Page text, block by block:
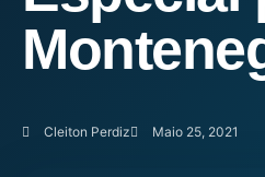
Cleiton Perdiz Maio 25, 2021